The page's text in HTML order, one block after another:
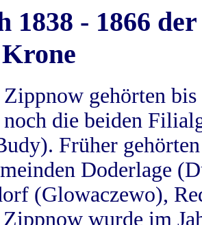
1838 - 1866
gehörten
die beiden
Früher
Doderlage
(Glowaczewo),
wurde im